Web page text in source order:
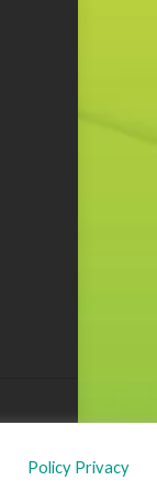
Policy Privacy